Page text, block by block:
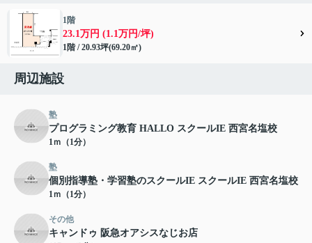
1階
23.1万円 (1.1万円/坪)
1階 / 20.93坪(69.20㎡)
周辺施設
塾
プログラミング教育 HALLO スクールIE 西宮名塩校
1ｍ（1分）
塾
個別指導塾・学習塾のスクールIE スクールIE 西宮名塩校
1ｍ（1分）
その他
キャンドゥ 阪急オアシスなじお店